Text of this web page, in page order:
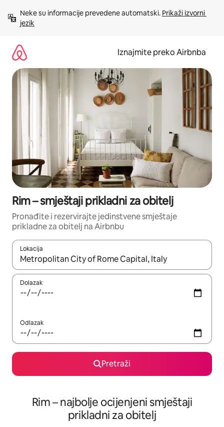
sadržaj
Neke su informacije prevedene automatski. Prikaži izvorni
jezik
Iznajmite preko Airbnba
Rim – smještaji prikladni za obitelj
Pronađite i rezervirajte jedinstvene smještaje
prikladne za obitelj na Airbnbu
Lokacija
Kada budu dostupni rezultati, moći ćete ih pregledati
Dolazak
Odlazak
Pretraži
Rim – najbolje ocijenjeni smještaji
prikladni za obitelj